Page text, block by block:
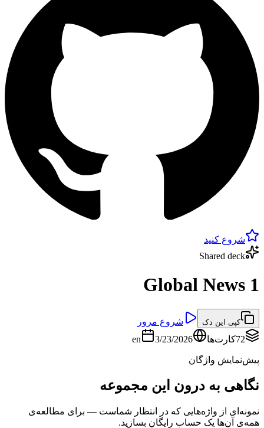
شروع کنید
Shared deck
Global News 1
کپی این دک
شروع مرور
72کارت‌ها en 3/23/2026
پیش‌نمایش واژگان
نگاهی به درون این مجموعه
نمونه‌ای از واژه‌هایی که در انتظار شماست — برای مطالعه‌ی
همه‌ی آن‌ها یک حساب رایگان بسازید.